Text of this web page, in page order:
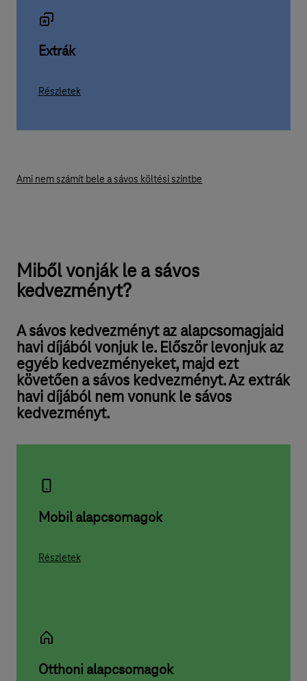
Extrák
Részletek
Ami nem számít bele a sávos költési szintbe
Miből vonják le a sávos
kedvezményt?
A sávos kedvezményt az alapcsomagjaid
havi díjából vonjuk le. Először levonjuk az
egyéb kedvezményeket, majd ezt
követően a sávos kedvezményt. Az extrák
havi díjából nem vonunk le sávos
kedvezményt.
Mobil alapcsomagok
Részletek
Otthoni alapcsomagok